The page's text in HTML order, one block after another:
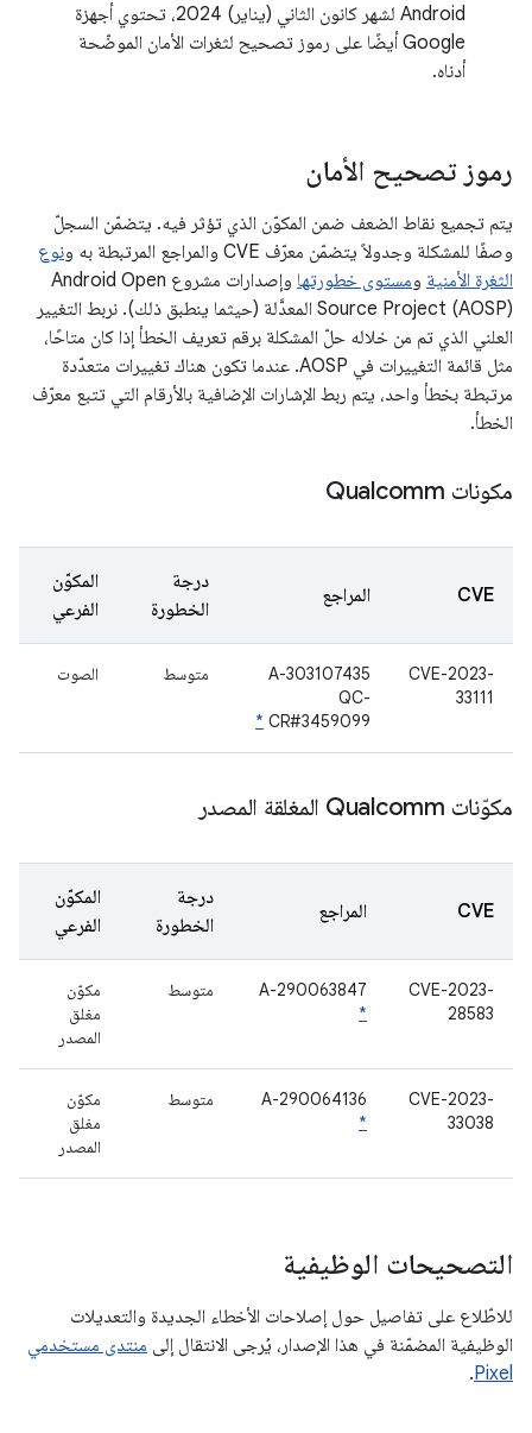
Android لشهر كانون الثاني (يناير) 2024، تحتوي أجهزة
Google أيضًا على رموز تصحيح لثغرات الأمان الموضّحة
أدناه.
رموز تصحيح الأمان
يتم تجميع نقاط الضعف ضمن المكوّن الذي تؤثر فيه. يتضمّن السجلّ
وصفًا للمشكلة وجدولاً يتضمّن معرّف CVE والمراجع المرتبطة به و
نوع
الثغرة الأمنية ومستوى خطورتها
وإصدارات مشروع Android Open
Source Project (AOSP) المعدَّلة (حيثما ينطبق ذلك). نربط التغيير
العلني الذي تم من خلاله حلّ المشكلة برقم تعريف الخطأ إذا كان متاحًا،
مثل قائمة التغييرات في AOSP. عندما تكون هناك تغييرات متعدّدة
مرتبطة بخطأ واحد، يتم ربط الإشارات الإضافية بالأرقام التي تتبع معرّف
الخطأ.
مكونات Qualcomm
CVE المراجع
درجة
الخطورة
المكوّن
الفرعي
CVE-2023-
33111
A-303107435
QC-
CR#3459099
*
متوسط الصوت
مكوّنات Qualcomm المغلقة المصدر
CVE المراجع
درجة
الخطورة
المكوّن
الفرعي
CVE-2023-
28583
A-290063847
*
متوسط
مكوّن
مغلق
المصدر
CVE-2023-
33038
A-290064136
*
متوسط
مكوّن
مغلق
المصدر
التصحيحات الوظيفية
للاطّلاع على تفاصيل حول إصلاحات الأخطاء الجديدة والتعديلات
الوظيفية المضمّنة في هذا الإصدار، يُرجى الانتقال إلى منتدى مستخدمي
Pixel
.